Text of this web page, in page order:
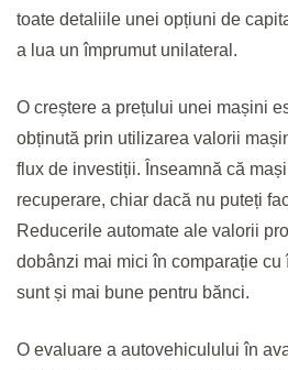
toate detaliile unei opțiuni de
a lua un împrumut unilateral.
O creștere a prețului unei mașini
obținută prin utilizarea valorii
flux de investiții. Înseamnă că
recuperare, chiar dacă nu puteți
Reducerile automate ale valorii
dobânzi mai mici în comparație
sunt și mai bune pentru bănci.
O evaluare a autovehiculului în